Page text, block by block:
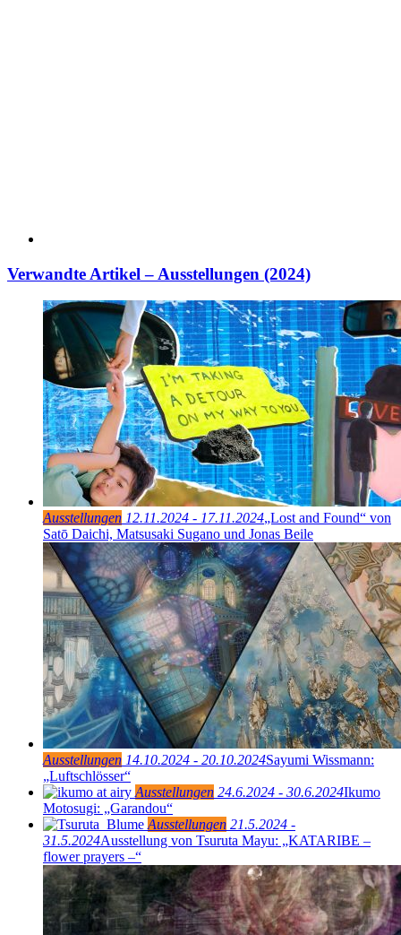
Verwandte Artikel – Ausstellungen (2024)
Ausstellungen 12.11.2024 - 17.11.2024„Lost and Found“ von
Satō Daichi, Matsusaki Sugano und Jonas Beile
Ausstellungen 14.10.2024 - 20.10.2024Sayumi Wissmann:
„Luftschlösser“
Ausstellungen 24.6.2024 - 30.6.2024Ikumo
Motosugi: „Garandou“
Ausstellungen 21.5.2024 -
31.5.2024Ausstellung von Tsuruta Mayu: „KATARIBE –
flower prayers –“